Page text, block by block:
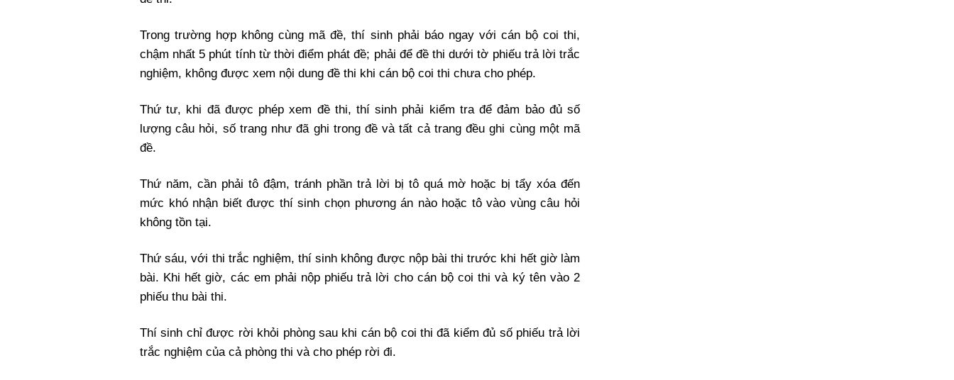
Trong trường hợp không cùng mã đề, thí sinh phải báo ngay với cán bộ coi thi,
chậm nhất 5 phút tính từ thời điểm phát đề; phải để đề thi dưới tờ phiếu trả lời trắc
nghiệm, không được xem nội dung đề thi khi cán bộ coi thi chưa cho phép.
Thứ tư, khi đã được phép xem đề thi, thí sinh phải kiểm tra để đảm bảo đủ số
lượng câu hỏi, số trang như đã ghi trong đề và tất cả trang đều ghi cùng một mã
đề.
Thứ năm, cần phải tô đậm, tránh phần trả lời bị tô quá mờ hoặc bị tẩy xóa đến
mức khó nhận biết được thí sinh chọn phương án nào hoặc tô vào vùng câu hỏi
không tồn tại.
Thứ sáu, với thi trắc nghiệm, thí sinh không được nộp bài thi trước khi hết giờ làm
bài. Khi hết giờ, các em phải nộp phiếu trả lời cho cán bộ coi thi và ký tên vào 2
phiếu thu bài thi.
Thí sinh chỉ được rời khỏi phòng sau khi cán bộ coi thi đã kiểm đủ số phiếu trả lời
trắc nghiệm của cả phòng thi và cho phép rời đi.